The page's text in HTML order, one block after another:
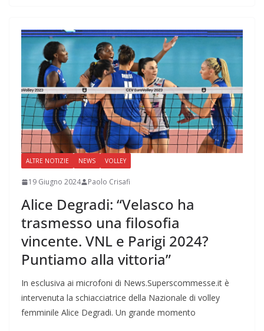
ALTRE NOTIZIE NEWS VOLLEY
19 Giugno 2024 Paolo Crisafi
Alice Degradi: “Velasco ha
trasmesso una filosofia
vincente. VNL e Parigi 2024?
Puntiamo alla vittoria”
In esclusiva ai microfoni di News.Superscommesse.it è
intervenuta la schiacciatrice della Nazionale di volley
femminile Alice Degradi. Un grande momento